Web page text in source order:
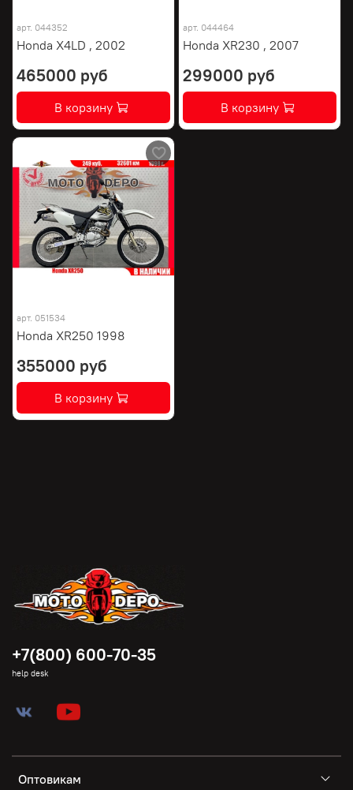
арт. 044352
Honda X4LD , 2002
465000 руб
В корзину
арт. 044464
Honda XR230 , 2007
299000 руб
В корзину
арт. 051534
Honda XR250 1998
355000 руб
В корзину
Оптовикам
+7(800) 600-70-35
help desk